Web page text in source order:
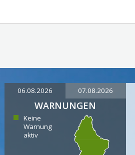
06.08.2026 07.08.2026
WARNUNGEN
Keine
Warnung
aktiv